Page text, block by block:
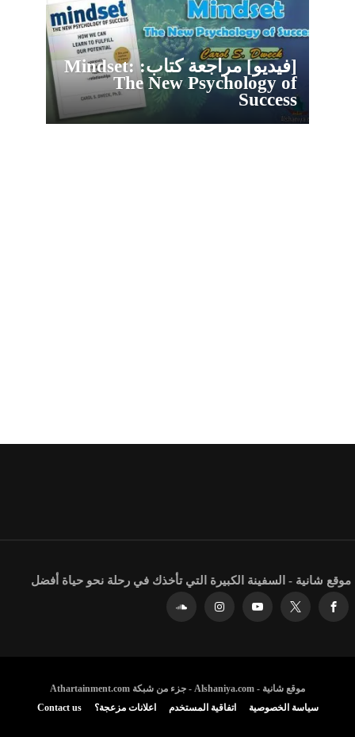
[فيديو] مراجعة كتاب: Mindset:
The New Psychology of
Success
موقع شانية - السفينة الكبيرة التي تأخذك في رحلة نحو حياة أفضل
موقع شانية - Alshaniya.com - جزء من شبكة Athartainment.com
سياسة الخصوصية
اتفاقية المستخدم اعلانات مزعجة؟ Contact us